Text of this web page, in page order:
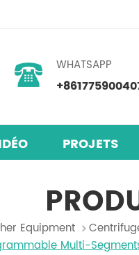
WHATSAPP
PROJETS
Equipment
Multi-